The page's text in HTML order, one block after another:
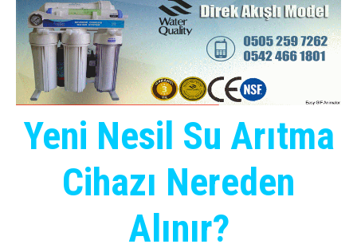
Yeni Nesil Su Arıtma
Cihazı Nereden
Alınır?